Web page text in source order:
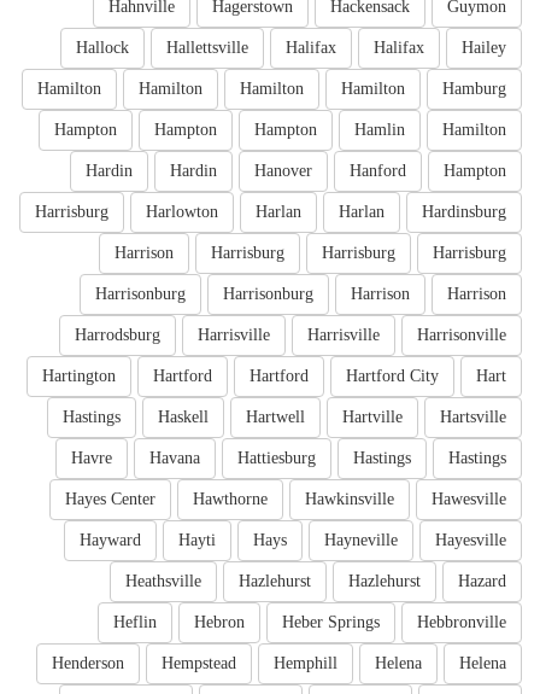
Guymon
Hackensack
Hagerstown
Hahnville
Hailey
Halifax
Halifax
Hallettsville
Hallock
Hamburg
Hamilton
Hamilton
Hamilton
Hamilton
Hamilton
Hamlin
Hampton
Hampton
Hampton
Hampton
Hanford
Hanover
Hardin
Hardin
Hardinsburg
Harlan
Harlan
Harlowton
Harrisburg
Harrisburg
Harrisburg
Harrisburg
Harrison
Harrison
Harrison
Harrisonburg
Harrisonburg
Harrisonville
Harrisville
Harrisville
Harrodsburg
Hart
Hartford City
Hartford
Hartford
Hartington
Hartsville
Hartville
Hartwell
Haskell
Hastings
Hastings
Hastings
Hattiesburg
Havana
Havre
Hawesville
Hawkinsville
Hawthorne
Hayes Center
Hayesville
Hayneville
Hays
Hayti
Hayward
Hazard
Hazlehurst
Hazlehurst
Heathsville
Hebbronville
Heber Springs
Hebron
Heflin
Helena
Helena
Hemphill
Hempstead
Henderson